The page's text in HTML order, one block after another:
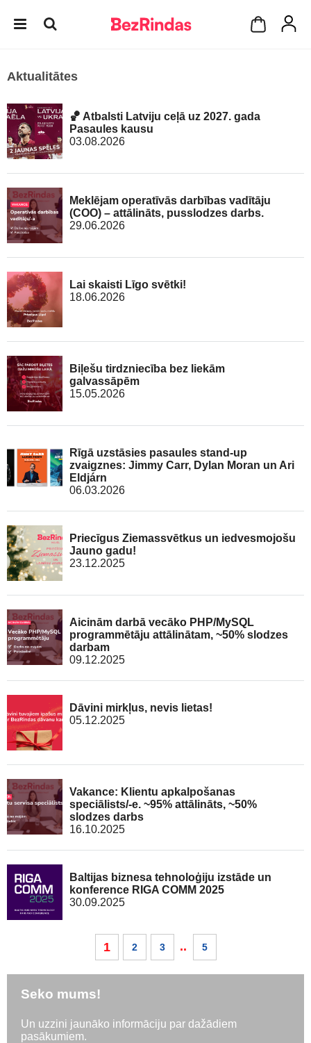
Aktualitātes
🏀 Atbalsti Latviju ceļā uz 2027. gada
Pasaules kausu
03.08.2026
Meklējam operatīvās darbības vadītāju
(COO) – attālināts, pusslodzes darbs.
29.06.2026
Lai skaisti Līgo svētki!
18.06.2026
Biļešu tirdzniecība bez liekām
galvassāpēm
15.05.2026
Rīgā uzstāsies pasaules stand-up
zvaigznes: Jimmy Carr, Dylan Moran un Ari
Eldjárn
06.03.2026
Priecīgus Ziemassvētkus un iedvesmojošu
Jauno gadu!
23.12.2025
Aicinām darbā vecāko PHP/MySQL
programmētāju attālinātam, ~50% slodzes
darbam
09.12.2025
Dāvini mirkļus, nevis lietas!
05.12.2025
Vakance: Klientu apkalpošanas
speciālists/-e. ~95% attālināts, ~50%
slodzes darbs
16.10.2025
Baltijas biznesa tehnoloģiju izstāde un
konference RIGA COMM 2025
30.09.2025
1 2 3 .. 5
Seko mums!
Un uzzini jaunāko informāciju par dažādiem
pasākumiem.